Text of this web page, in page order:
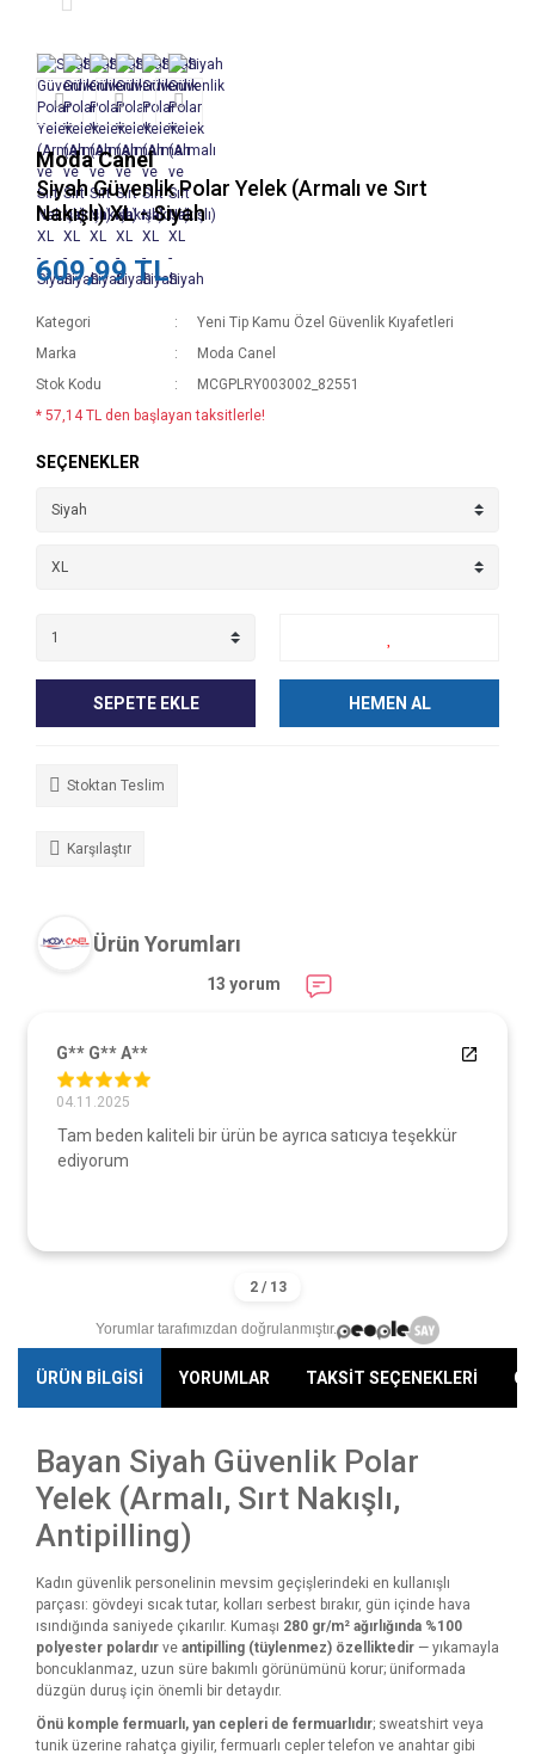
Moda Canel
Siyah Güvenlik Polar Yelek (Armalı ve Sırt
Nakışlı) XL - Siyah
609,99 TL
Kategori
Yeni Tip Kamu Özel Güvenlik Kıyafetleri
Marka
Moda Canel
Stok Kodu
MCGPLRY003002_82551
* 57,14 TL den başlayan taksitlerle!
SEÇENEKLER
SEPETE EKLE HEMEN AL
Stoktan Teslim
Karşılaştır
Ürün Yorumları
13 yorum
G** G** A**
04.11.2025
Tam beden kaliteli bir ürün be ayrıca satıcıya teşekkür
ediyorum
Yorumlar tarafımızdan doğrulanmıştır.
ÜRÜN BİLGİSİ YORUMLAR TAKSİT SEÇENEKLERİ
Bayan Siyah Güvenlik Polar
Yelek (Armalı, Sırt Nakışlı,
Antipilling)
Kadın güvenlik personelinin mevsim geçişlerindeki en kullanışlı
parçası: gövdeyi sıcak tutar, kolları serbest bırakır, gün içinde hava
ısındığında saniyede çıkarılır. Kumaşı 280 gr/m² ağırlığında %100
polyester polardır ve antipilling (tüylenmez) özelliktedir — yıkamayla
boncuklanmaz, uzun süre bakımlı görünümünü korur; üniformada
düzgün duruş için önemli bir detaydır.
Önü komple fermuarlı, yan cepleri de fermuarlıdır; sweatshirt veya
tunik üzerine rahatça giyilir, fermuarlı cepler telefon ve anahtar gibi